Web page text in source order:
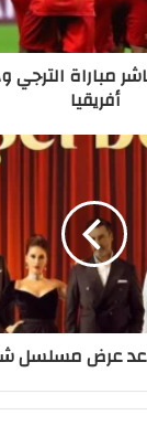
مباراة الترجي
أفريقيا
عرض مسلسل